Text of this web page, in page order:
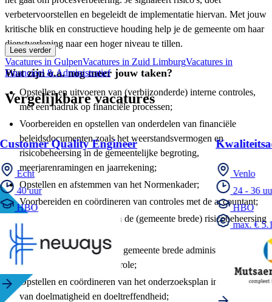
verbetervoorstellen en begeleidt de implementatie hiervan. Met jouw
kritische blik en constructieve houding help je de gemeente om haar
dienstverlening naar een hoger niveau te tillen.
Wat zijn o.a. nog meer jouw taken?
Opstellen en uitvoeren van (verbijzonderde) interne controles,
met een nadruk op financiële processen;
Voorbereiden en opstellen van onderdelen van financiële
beleidsdocumenten zoals het weerstandsvermogen en
risicobeheersing in de gemeentelijke begroting,
meerjarenramingen en jaarrekening;
Opstellen en afstemmen van het Normenkader;
Voorbereiden en coördineren van controles met de accountant;
Opstellen en opvolgen van de (gemeente brede) risicobeheersing
Adviseren ten aanzien van gemeente brede administratieve
organisatie en interne controle;
Opstellen en coördineren van het onderzoeksplan in het kader
van doelmatigheid en doeltreffendheid;
Lees verder
Vacatures in GulpenVacatures in Zuid LimburgVacatures in
Financieel & Administratief
Vergelijkbare vacatures
Customer Quality Engineer
Echt
40 uur
HBO
Venlo
24 - 36
HBO
max. €